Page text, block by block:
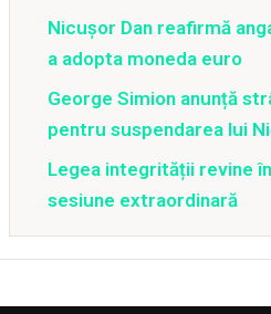
Nicușor Dan reafirmă
a adopta moneda euro
George Simion anunță
pentru suspendarea lui
Legea integrității revine
sesiune extraordinară